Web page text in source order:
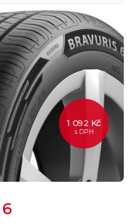
1 092 Kč
s DPH